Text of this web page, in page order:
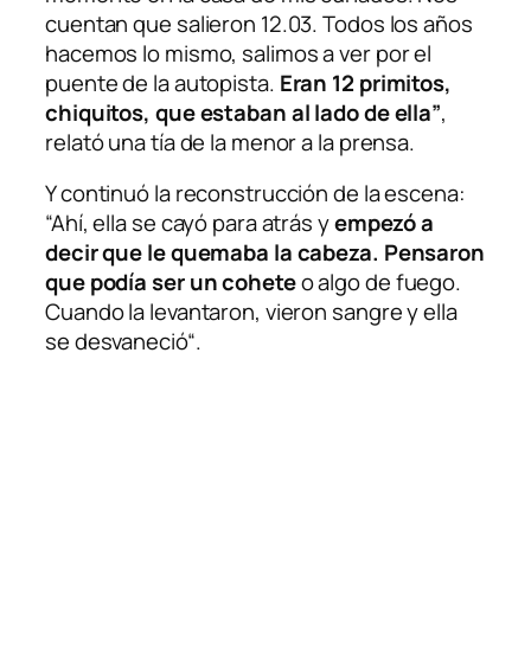
cuentan que salieron 12.03. Todos los años
hacemos lo mismo, salimos a ver por el
puente de la autopista. Eran 12 primitos,
chiquitos, que estaban al lado de ella”,
relató una tía de la menor a la prensa.
Y continuó la reconstrucción de la escena:
“Ahí, ella se cayó para atrás yempezó a
decir que le quemaba la cabeza. Pensaron
que podía ser un coheteo algo de fuego.
Cuando la levantaron, vieron sangre y ella
se desvaneció“.